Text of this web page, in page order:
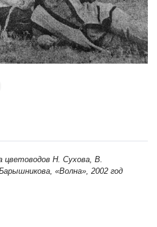
цветоводов Н. Сухова, В.
«Волна», 2002 год